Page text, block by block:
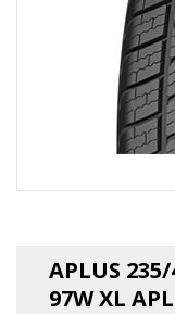
APLUS
97W XL APL
galleria